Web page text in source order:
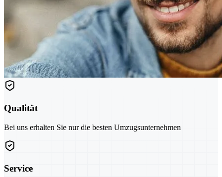
Qualität
Bei uns erhalten Sie nur die besten Umzugsunternehmen
Service